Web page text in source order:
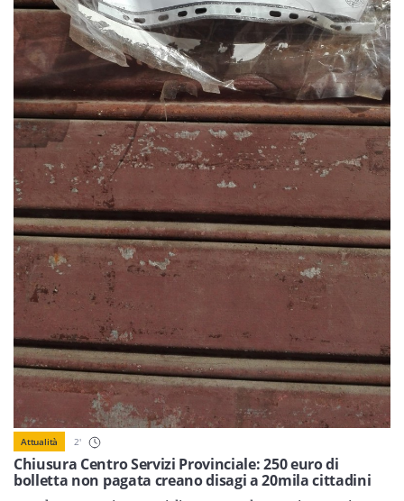
Servizi
Resta sempre aggiornato con le ultime news, iscriviti alla
nostra newsletter
Iscriviti
Chiusura Centro Servizi Provinciale: 250 euro di
bolletta non pagata creano disagi a 20mila cittadini
Attualità 2'